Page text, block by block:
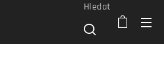
Hledat